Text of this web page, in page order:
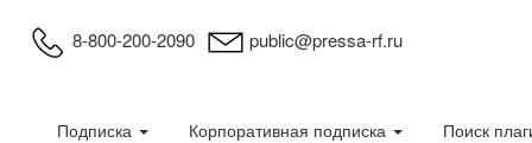
8-800-200-2090 public@pressa-rf.ru
Подписка Корпоративная подписка Поиск